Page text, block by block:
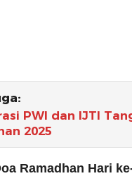
PWI dan IJTI
2025
Ramadhan Hari